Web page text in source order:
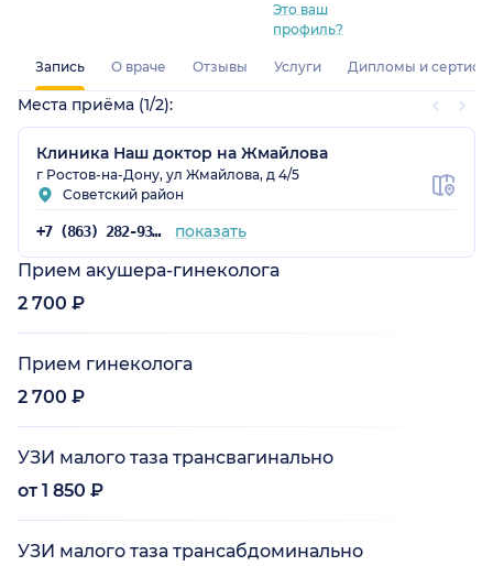
Это ваш
профиль?
Запись О враче Отзывы Услуги Дипломы и
Места приёма (1/2):
Клиника Наш доктор на Жмайлова
г Ростов-на-Дону, ул Жмайлова, д 4/5
Советский район
+7 (863) 282-93-55 показать
Прием акушера-гинеколога
2 700 ₽
Прием гинеколога
2 700 ₽
УЗИ малого таза трансвагинально
от 1 850 ₽
УЗИ малого таза трансабдоминально